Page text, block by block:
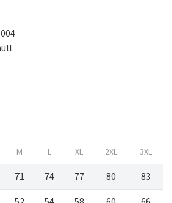
M L XL 2XL 3XL
71 74 77 80
83